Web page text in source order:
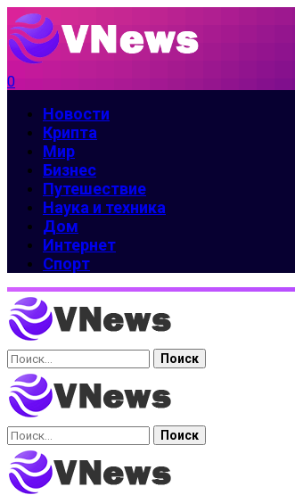
0
Новости
Крипта
Мир
Бизнес
Путешествие
Наука и техника
Дом
Интернет
Спорт
Найти:
Найти: